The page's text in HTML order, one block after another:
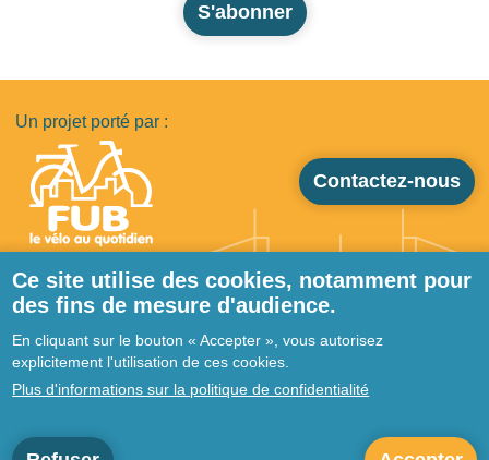
S'abonner
Un projet porté par :
Contactez-nous
Pied de page
Qui sommes-nous ?
Ressources
Prestataires
Actualités
Ce site utilise des cookies, notamment pour
des fins de mesure d'audience.
En cliquant sur le bouton « Accepter », vous autorisez
explicitement l'utilisation de ces cookies.
Plus d'informations sur la politique de confidentialité